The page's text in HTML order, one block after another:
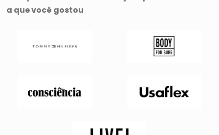
a que você gostou